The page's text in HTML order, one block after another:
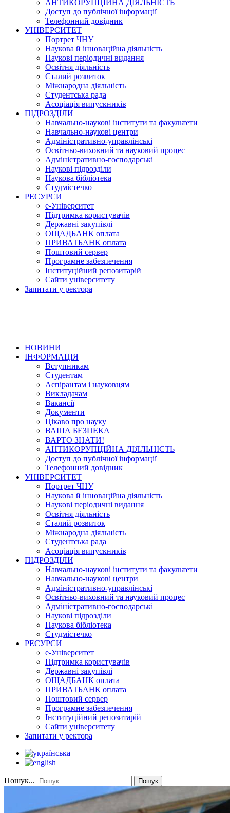
АНТИКОРУПЦІЙНА ДІЯЛЬНІСТЬ
Доступ до публічної інформації
Телефонний довідник
УНІВЕРСИТЕТ
Портрет ЧНУ
Наукова й інноваційна діяльність
Наукові періодичні видання
Освітня діяльність
Сталий розвиток
Міжнародна діяльність
Студентська рада
Асоціація випускників
ПІДРОЗДІЛИ
Навчально-наукові інститути та факультети
Навчально-наукові центри
Адміністративно-управлінські
Освітньо-виховний та науковий процес
Адміністративно-господарські
Наукові підрозділи
Наукова бібліотека
Студмістечко
РЕСУРСИ
е-Університет
Підтримка користувачів
Державні закупівлі
ОЩАДБАНК оплата
ПРИВАТБАНК оплата
Поштовий сервер
Програмне забезпечення
Інституційний репозитарій
Сайти університету
Запитати у ректора
НОВИНИ
ІНФОРМАЦІЯ
Вступникам
Студентам
Аспірантам і науковцям
Викладачам
Вакансії
Документи
Цікаво про науку
ВАША БЕЗПЕКА
ВАРТО ЗНАТИ!
АНТИКОРУПЦІЙНА ДІЯЛЬНІСТЬ
Доступ до публічної інформації
Телефонний довідник
УНІВЕРСИТЕТ
Портрет ЧНУ
Наукова й інноваційна діяльність
Наукові періодичні видання
Освітня діяльність
Сталий розвиток
Міжнародна діяльність
Студентська рада
Асоціація випускників
ПІДРОЗДІЛИ
Навчально-наукові інститути та факультети
Навчально-наукові центри
Адміністративно-управлінські
Освітньо-виховний та науковий процес
Адміністративно-господарські
Наукові підрозділи
Наукова бібліотека
Студмістечко
РЕСУРСИ
е-Університет
Підтримка користувачів
Державні закупівлі
ОЩАДБАНК оплата
ПРИВАТБАНК оплата
Поштовий сервер
Програмне забезпечення
Інституційний репозитарій
Сайти університету
Запитати у ректора
Пошук... Пошук